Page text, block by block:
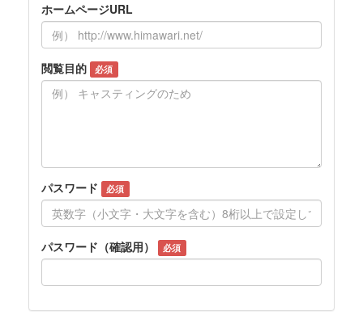
ホームページURL
閲覧目的 必須
パスワード 必須
パスワード（確認用） 必須